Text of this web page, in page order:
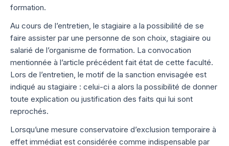
formation.
Au cours de l’entretien, le stagiaire a la possibilité de se
faire assister par une personne de son choix, stagiaire ou
salarié de l’organisme de formation. La convocation
mentionnée à l’article précédent fait état de cette faculté.
Lors de l’entretien, le motif de la sanction envisagée est
indiqué au stagiaire : celui-ci a alors la possibilité de donner
toute explication ou justification des faits qui lui sont
reprochés.
Lorsqu’une mesure conservatoire d’exclusion temporaire à
effet immédiat est considérée comme indispensable par